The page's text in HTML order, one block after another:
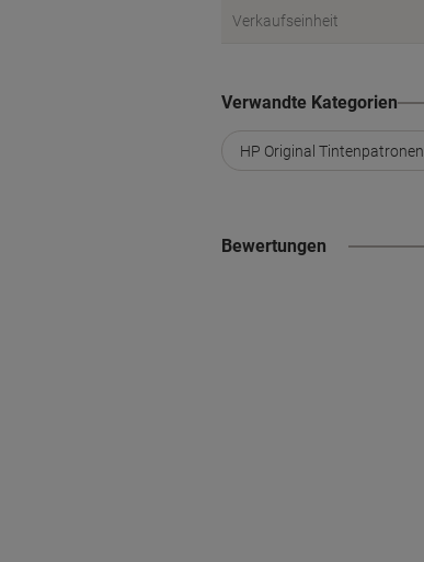
Verkaufseinheit
Verwandte Kategorien
HP Original Tintenpatronen
Bewertungen